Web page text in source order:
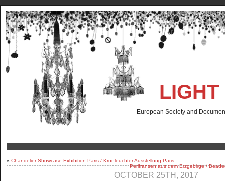
European Society and
« Chandelier Showcase Exhibition Paris / Kronleuchter Ausstellung Paris
Perlfransen aus dem Erzgebirge /
OCTOBER 25TH, 2017